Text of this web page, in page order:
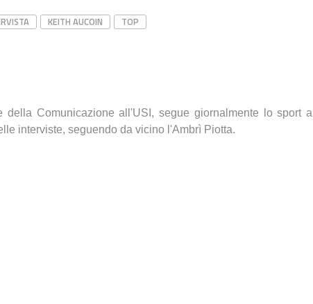
KEITH AUCOIN TOP
della Comunicazione all'USI, segue giornalmente lo sport a
interviste, seguendo da vicino l'Ambrì Piotta.